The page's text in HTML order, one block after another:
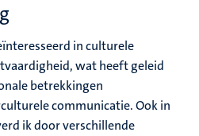
in culturele
wat heeft geleid
betrekkingen
communicatie. Ook in
ik door verschillende